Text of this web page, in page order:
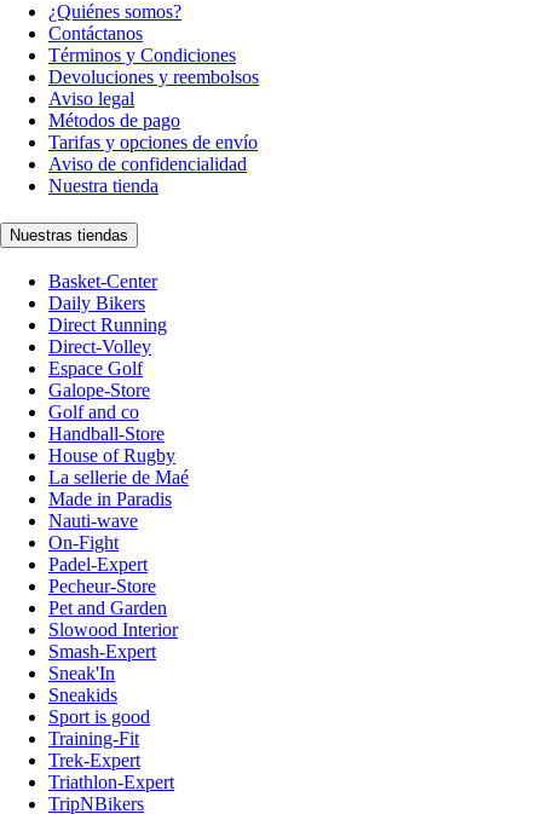
¿Quiénes somos?
Contáctanos
Términos y Condiciones
Devoluciones y reembolsos
Aviso legal
Métodos de pago
Tarifas y opciones de envío
Aviso de confidencialidad
Nuestra tienda
Nuestras tiendas
Basket-Center
Daily Bikers
Direct Running
Direct-Volley
Espace Golf
Galope-Store
Golf and co
Handball-Store
House of Rugby
La sellerie de Maé
Made in Paradis
Nauti-wave
On-Fight
Padel-Expert
Pecheur-Store
Pet and Garden
Slowood Interior
Smash-Expert
Sneak'In
Sneakids
Sport is good
Training-Fit
Trek-Expert
Triathlon-Expert
TripNBikers